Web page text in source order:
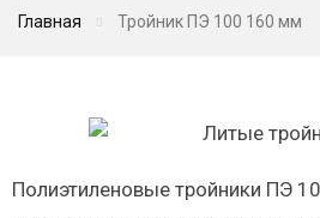
Главная Тройник ПЭ 100 160 мм
Полиэтиленовые тройники ПЭ